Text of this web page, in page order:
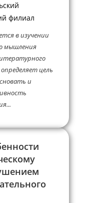
филиал
в изучении
мышления
цель
и